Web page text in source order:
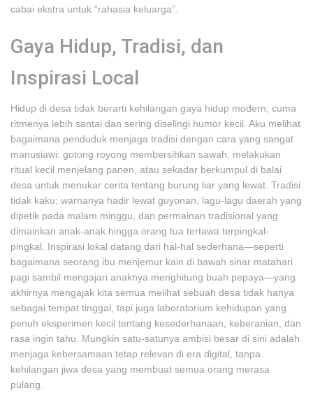
cabai ekstra untuk “rahasia keluarga”.
Gaya Hidup, Tradisi, dan
Inspirasi Local
Hidup di desa tidak berarti kehilangan gaya hidup modern, cuma
ritmenya lebih santai dan sering diselingi humor kecil. Aku melihat
bagaimana penduduk menjaga tradisi dengan cara yang sangat
manusiawi: gotong royong membersihkan sawah, melakukan
ritual kecil menjelang panen, atau sekadar berkumpul di balai
desa untuk menukar cerita tentang burung liar yang lewat. Tradisi
tidak kaku; warnanya hadir lewat guyonan, lagu-lagu daerah yang
dipetik pada malam minggu, dan permainan tradisional yang
dimainkan anak-anak hingga orang tua tertawa terpingkal-
pingkal. Inspirasi lokal datang dari hal-hal sederhana—seperti
bagaimana seorang ibu menjemur kain di bawah sinar matahari
pagi sambil mengajari anaknya menghitung buah pepaya—yang
akhirnya mengajak kita semua melihat sebuah desa tidak hanya
sebagai tempat tinggal, tapi juga laboratorium kehidupan yang
penuh eksperimen kecil tentang kesederhanaan, keberanian, dan
rasa ingin tahu. Mungkin satu-satunya ambisi besar di sini adalah
menjaga kebersamaan tetap relevan di era digital, tanpa
kehilangan jiwa desa yang membuat semua orang merasa
pulang.